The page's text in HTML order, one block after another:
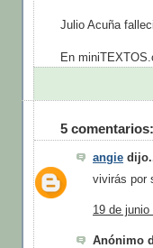
Julio Acuña
En
5 comentarios:
angie
vivirás por
19 de
Anónimo